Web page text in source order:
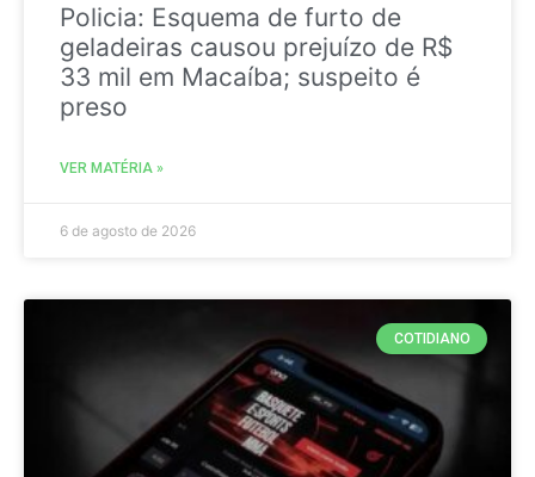
Policia: Esquema de furto de
geladeiras causou prejuízo de R$
33 mil em Macaíba; suspeito é
preso
VER MATÉRIA »
6 de agosto de 2026
COTIDIANO